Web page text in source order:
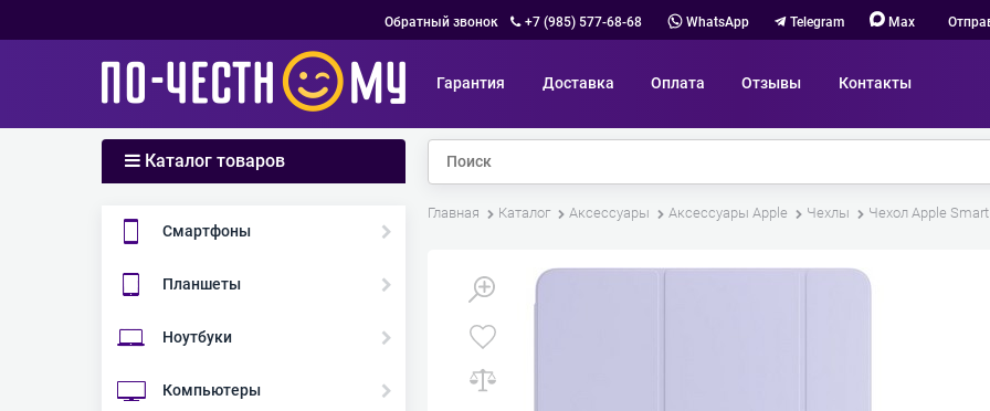
Обратный звонок +7 (985) 577-68-68 WhatsApp Telegram Max
Гарантия Доставка Оплата Отзывы Контакты
Каталог товаров
Смартфоны
Планшеты
Ноутбуки
Компьютеры
Главная Каталог Аксессуары Аксессуары Apple Чехлы Чехол Apple